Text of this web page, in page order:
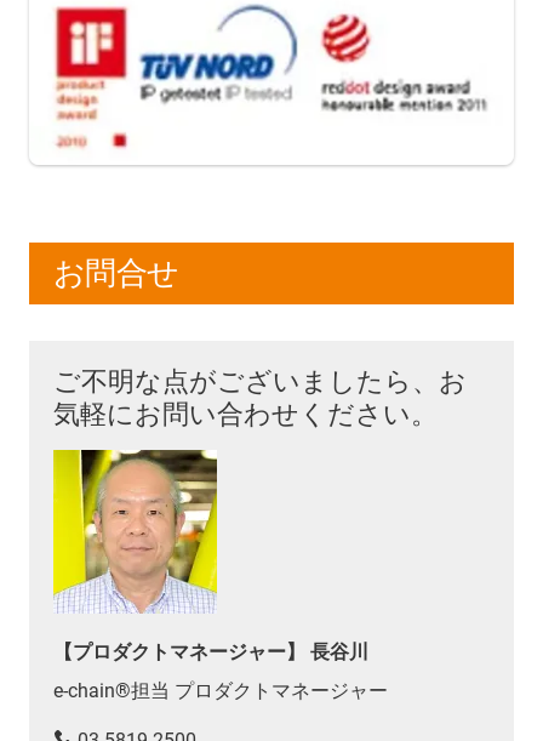
お問合せ
ご不明な点がございましたら、お
気軽にお問い合わせください。
【プロダクトマネージャー】 長谷川
e-chain®担当 プロダクトマネージャー